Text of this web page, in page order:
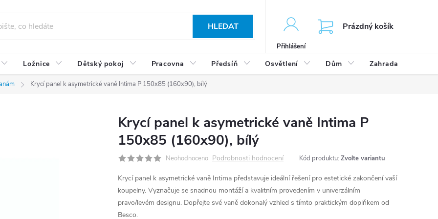
HLEDAT
Přihlášení
Prázdný košík
Ložnice Dětský pokoj Pracovna Předsíň Osvětlení Dům Zahrada
Krycí panel k asymetrické vaně Intima P 150x85 (160x90), bílý
Krycí panel k asymetrické vaně Intima P
150x85 (160x90), bílý
Neohodnoceno Podrobnosti hodnocení Kód produktu: Zvolte variantu
Krycí panel k asymetrické vaně Intima představuje ideální řešení pro estetické zakončení vaší
koupelny. Vyznačuje se snadnou montáží a kvalitním provedením v univerzálním
pravo/levém designu. Dopřejte své vaně dokonalý vzhled s tímto praktickým doplňkem od
Besco.